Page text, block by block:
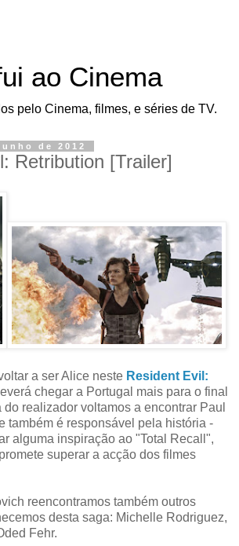
ao Cinema
pelo Cinema, filmes, e séries de TV.
de 2012
Retribution [Trailer]
a ser Alice neste Resident Evil:
chegar a Portugal mais para o final
realizador voltamos a encontrar Paul
também é responsável pela história -
alguma inspiração ao "Total Recall",
superar a acção dos filmes
reencontramos também outros
desta saga: Michelle Rodriguez,
Fehr.